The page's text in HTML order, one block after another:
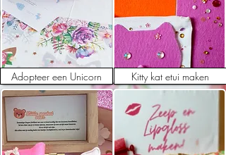
Adopteer een Unicorn Kitty kat etui maken